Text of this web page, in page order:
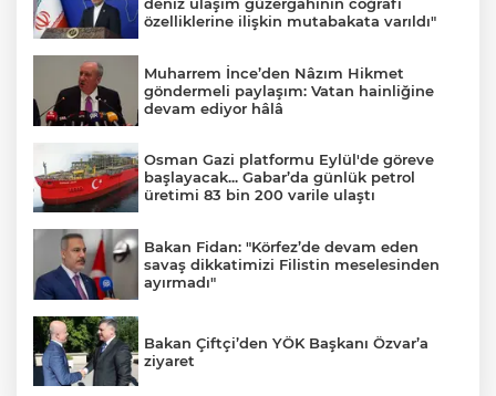
özelliklerine ilişkin mutabakata varıldı"
Muharrem İnce’den Nâzım Hikmet
göndermeli paylaşım: Vatan hainliğine
devam ediyor hâlâ
Osman Gazi platformu Eylül'de göreve
başlayacak... Gabar’da günlük petrol
üretimi 83 bin 200 varile ulaştı
Bakan Fidan: "Körfez’de devam eden
savaş dikkatimizi Filistin meselesinden
ayırmadı"
Bakan Çiftçi’den YÖK Başkanı Özvar’a
ziyaret